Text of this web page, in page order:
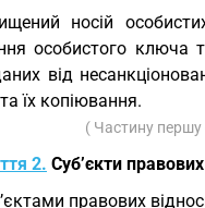
носій
особистого ключа
від
їх копіювання.
( Частину першу
2. Суб’єкти
правових